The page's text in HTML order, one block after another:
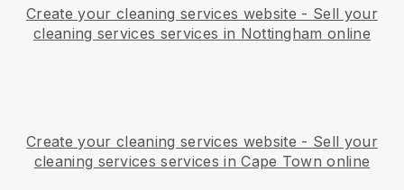
Create your cleaning services website - Sell your
cleaning services services in Nottingham online
Create your cleaning services website - Sell your
cleaning services services in Cape Town online